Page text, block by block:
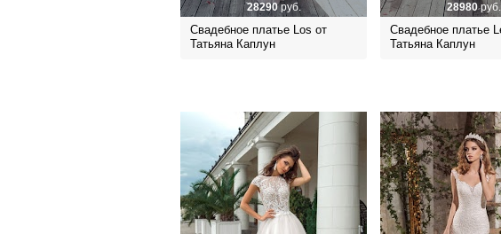
28290руб.
Свадебное платье Los от
Татьяна Каплун
28980руб.
Свадебное платье
Татьяна Каплун